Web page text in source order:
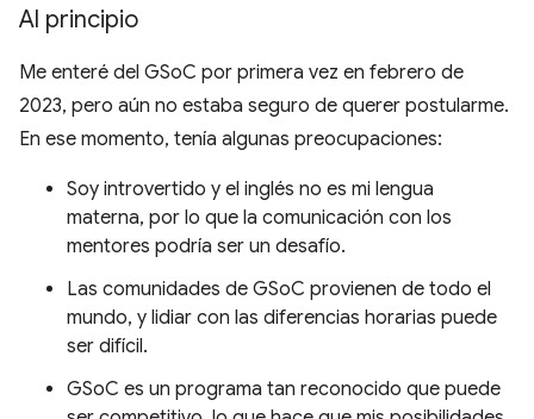
Al principio
Me enteré del GSoC por primera vez en febrero de
2023, pero aún no estaba seguro de querer postularme.
En ese momento, tenía algunas preocupaciones:
Soy introvertido y el inglés no es mi lengua
materna, por lo que la comunicación con los
mentores podría ser un desafío.
Las comunidades de GSoC provienen de todo el
mundo, y lidiar con las diferencias horarias puede
ser difícil.
GSoC es un programa tan reconocido que puede